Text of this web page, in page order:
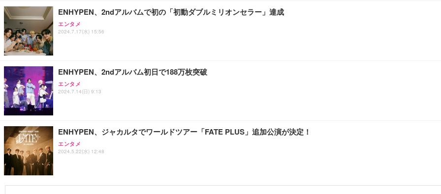
ENHYPEN、2ndアルバムで初の「初動ダブルミリオンセラー」達成
エンタメ
2024.7.17(水) 15:56
ENHYPEN、2ndアルバム初日で188万枚突破
エンタメ
2024.7.14(日) 9:13
ENHYPEN、ジャカルタでワールドツアー「FATE PLUS」追加公演が決定！
エンタメ
2024.5.22(水) 12:48